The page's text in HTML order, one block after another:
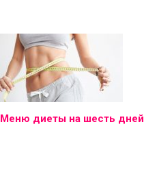
Меню диеты на шесть дней